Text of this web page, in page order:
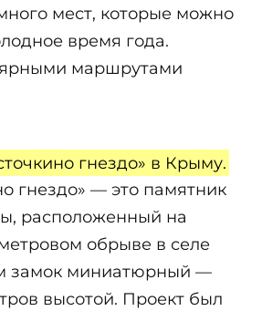
мест, которые можно
время года.
маршрутами
гнездо» в Крыму.
гнездо» — это памятник
расположенный на
обрыве в селе
замок миниатюрный —
высотой. Проект был